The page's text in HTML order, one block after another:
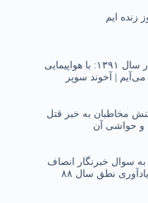
زنده ایم
محمدباقر خرازی در سال ۱۳۹۱: با هواپیمایی
| آخوند سوپر
مخاطبان به خبر قتل
و حواشی آن
سوال خبرنگار انصاف